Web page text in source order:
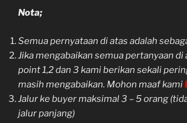
Nota;
Semua pernyataan di atas adalah
Jika mengabaikan semua pertanyaan
point 1,2 dan 3 kami berikan sekali
masih mengabaikan. Mohon maaf kami
Jalur ke buyer maksimal 3 – 5 orang
jalur panjang)